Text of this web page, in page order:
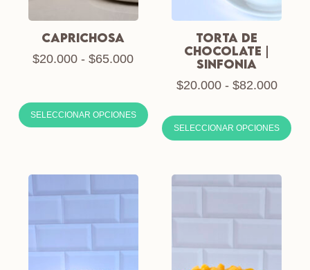
CAPRICHOSA
$20.000 - $65.000
SELECCIONAR OPCIONES
TORTA DE
CHOCOLATE |
SINFONIA
$20.000 - $82.000
SELECCIONAR OPCIONES